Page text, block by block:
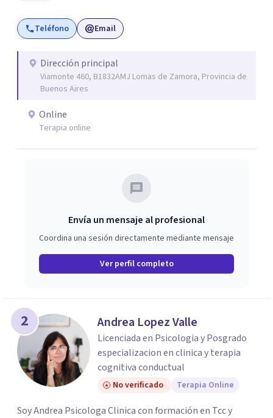
Teléfono Email
Dirección principal
Viamonte 460, B1832AMJ Lomas de Zamora, Provincia de
Buenos Aires
Online
Terapia online
Envía un mensaje al profesional
Coordina una sesión directamente mediante mensaje
Ver perfil completo
2 Andrea Lopez Valle
Licenciada en Psicologia y Posgrado
especializacion en clinica y terapia
cognitiva conductual
No verificado Terapia Online
Soy Andrea Psicologa Clinica con formación en Tcc y